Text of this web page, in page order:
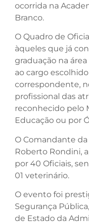
ocorrida na
Branco.
O Quadro de
àqueles que já
graduação na
ao cargo
correspondente,
profissional das
reconhecido pelo
Educação ou por
O Comandante da
Roberto Rondini,
por 40 Oficiais,
01 veterinário.
O evento foi
Segurança
de Estado da